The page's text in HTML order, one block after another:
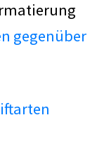
gegenüber